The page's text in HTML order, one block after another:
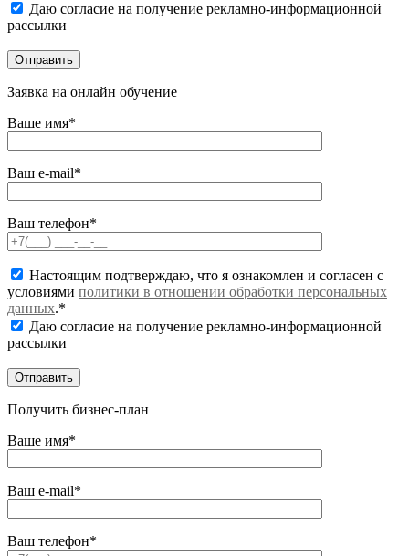
Даю согласие на получение рекламно-информационной
рассылки
Заявка на онлайн обучение
Ваше имя*
Ваш e-mail*
Ваш телефон*
Настоящим подтверждаю, что я ознакомлен и согласен с
условиями политики в отношении обработки персональных
данных.*
Даю согласие на получение рекламно-информационной
рассылки
Получить бизнес-план
Ваше имя*
Ваш e-mail*
Ваш телефон*